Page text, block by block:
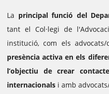
La principal funció del
tant el Col·legi de
institució, com els
presència activa en els
l’objectiu de crear
internacionals i amb